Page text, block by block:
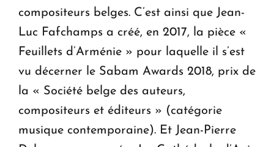
compositeurs belges. C’est ainsi que Jean-
Luc Fafchamps a créé, en 2017, la pièce «
Feuillets d’Arménie » pour laquelle il s’est
vu décerner le Sabam Awards 2018, prix de
la « Société belge des auteurs,
compositeurs et éditeurs » (catégorie
musique contemporaine). Et Jean-Pierre